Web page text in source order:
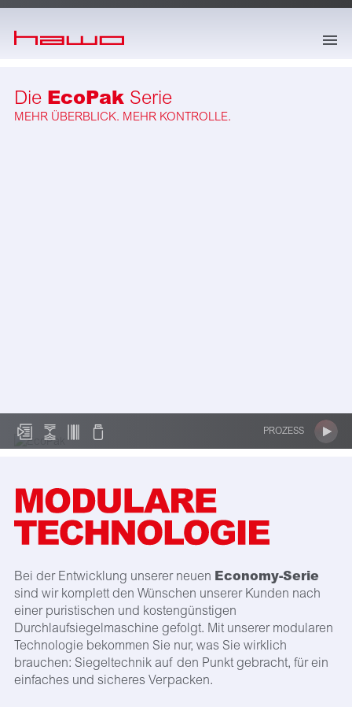
springe zum Hauptinhalt
Die EcoPakSerie
MEHR ÜBERBLICK. MEHR KONTROLLE.
PROZESS
Bei der Entwicklung unserer neuen Economy-Serie
sind wir komplett den Wünschen unserer Kunden nach
einer puristischen und kostengünstigen
Durchlaufsiegelmaschine gefolgt. Mit unserer modularen
Technologie bekommen Sie nur, was Sie wirklich
brauchen: Siegeltechnik auf den Punkt gebracht, für ein
einfaches und sicheres Verpacken.